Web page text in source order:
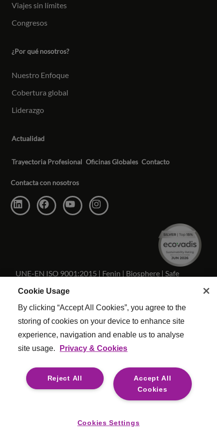
Viajes sin límites
Congresos
¿Por qué nosotros?
Nuestro Enfoque
Cobertura global
Liderazgo
Actualidad
Trayectoria Profesional Oficinas Globales Contacto
Contacta con nosotros
UNE-EN ISO 9001:2015 | Fenin | Biosphere | Safe
Travels
reservados.
Términos y condiciones| Configuracion De Cookies
Politica Calidad
Esclavitud moderna| Legal
For media opportunities please contact
Cookie Usage
By clicking “Accept All Cookies”, you agree to the
storing of cookies on your device to enhance site
experience, navigation and enable us to analyse
site usage.
Privacy & Cookies
Accept All
Cookies
Reject All
Cookies Settings